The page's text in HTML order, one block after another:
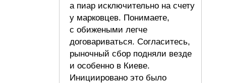
а пиар исключительно на счету
у марковцев. Понимаете,
с обижеными легче
договариваться. Согласитесь,
рыночный сбор подняли везде
и особенно в Киеве.
Инициировано это было